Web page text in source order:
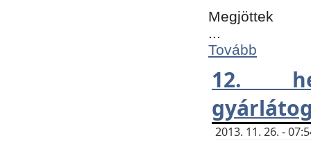
Megjöttek
...
Tovább
12.
2013. 11. 26. -